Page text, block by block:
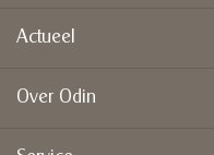
Actueel
Over Odin